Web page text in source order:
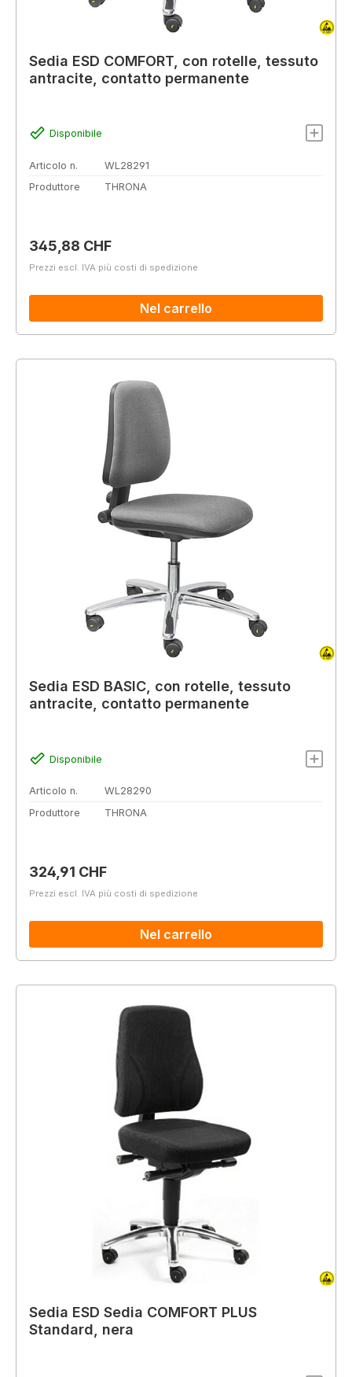
Sedia ESD COMFORT, con rotelle, tessuto
antracite, contatto permanente
Disponibile
Articolo n.
WL28291
Produttore
THRONA
Prezzo normale:
345,88 CHF
Prezzi escl. IVA più costi di spedizione
Nel carrello
Sedia ESD BASIC, con rotelle, tessuto
antracite, contatto permanente
Disponibile
Articolo n.
WL28290
Produttore
THRONA
Prezzo normale:
324,91 CHF
Prezzi escl. IVA più costi di spedizione
Nel carrello
Sedia ESD Sedia COMFORT PLUS
Standard, nera